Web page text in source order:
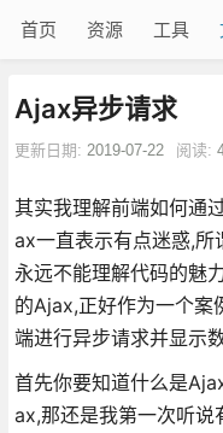
首页 资源 工具
Ajax异步请求
更新日期: 2019-07-22 阅读:
其实我理解前端如何通
ax一直表示有点迷惑,所
永远不能理解代码的魅
的Ajax,正好作为一个
端进行异步请求并显示
首先你要知道什么是
ax,那还是我第一次听说